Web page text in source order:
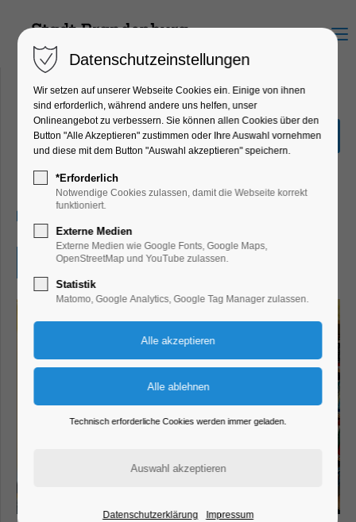
Menu
Brandenburger
Lesesommer
Kinder, Jugend, Mitmach-Aktion
Eintritt frei
Datenschutzeinstellungen
Wir setzen auf unserer Webseite Cookies ein. Einige von ihnen
sind erforderlich, während andere uns helfen, unser
Onlineangebot zu verbessern. Sie können allen Cookies über den
Button "Alle Akzeptieren" zustimmen oder Ihre Auswahl vornehmen
und diese mit dem Button "Auswahl akzeptieren" speichern.
*Erforderlich
Notwendige Cookies zulassen, damit die Webseite korrekt
funktioniert.
Externe Medien
Externe Medien wie Google Fonts, Google Maps,
OpenStreetMap und YouTube zulassen.
Statistik
Matomo, Google Analytics, Google Tag Manager zulassen.
Technisch erforderliche Cookies werden immer geladen.
Datenschutzerklärung Impressum